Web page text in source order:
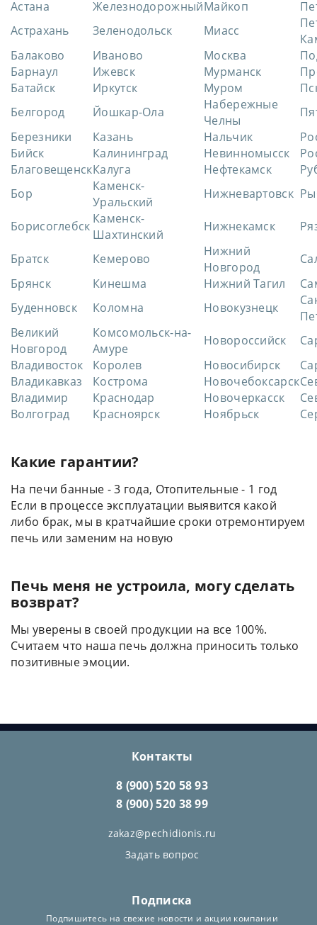
Астана
ЖелезнодорожныйМайкоп
Астрахань
Зеленодольск Миасс
Балаково
Иваново Москва
Барнаул
Ижевск Мурманск
Батайск
Иркутск Муром
Белгород
Йошкар-Ола
Набережные
Челны
Березники
Казань Нальчик
Бийск
Калининград Невинномысск
БлаговещенскКалуга Нефтекамск
Бор
Каменск-
Уральский
Нижневартовск
Борисоглебск Каменск-
Шахтинский
Нижнекамск
Братск Кемерово
Нижний
Новгород
Брянск
Кинешма Нижний Тагил
Буденновск
Коломна Новокузнецк
Великий
Новгород
Комсомольск-на-
Амуре
Новороссийск
Владивосток
Королев Новосибирск
Владикавказ
Кострома Новочебоксарск
Владимир
Краснодар Новочеркасск
Волгоград
Красноярск Ноябрьск
Какие гарантии?
На печи банные - 3 года, Отопительные - 1 год
Если в процессе эксплуатации выявится какой
либо брак, мы в кратчайшие сроки отремонтируем
печь или заменим на новую
Печь меня не устроила, могу сделать
возврат?
Мы уверены в своей продукции на все 100%.
Считаем что наша печь должна приносить только
позитивные эмоции.
Контакты
8 (900) 520 58 93
8 (900) 520 38 99
zakaz@pechidionis.ru
Задать вопрос
Подписка
Подпишитесь на свежие новости и акции компании